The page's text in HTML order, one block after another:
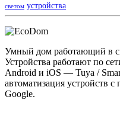
светом устройства
Умный дом работающий в
Устройства работают по
Android и iOS — Tuya /
автоматизация устройств
Google.